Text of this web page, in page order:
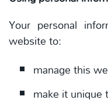
Your personal
website to:
manage this
make it unique